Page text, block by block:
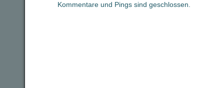
Kommentare und Pings sind geschlossen.